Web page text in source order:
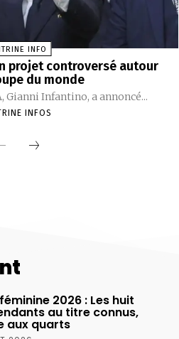
2026 : Les huit
au titre connus,
aux quarts